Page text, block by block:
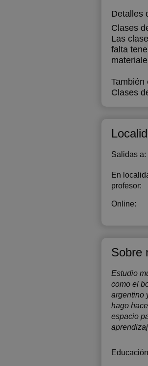
Detalles
Clases
Las
falta
También
Clases
Salidas a:
En
profesor:
Online:
Sobre
Estudio
como el
argentino
hago
espacio